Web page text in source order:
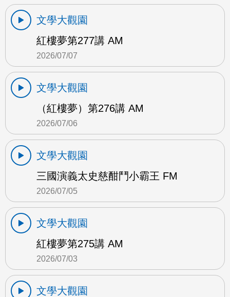
文學大觀園
紅樓夢第277講 AM
2026/07/07
文學大觀園
（紅樓夢）第276講 AM
2026/07/06
文學大觀園
三國演義太史慈酣鬥小霸王 FM
2026/07/05
文學大觀園
紅樓夢第275講 AM
2026/07/03
文學大觀園